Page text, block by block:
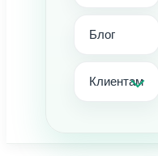
Блог
Клиентам